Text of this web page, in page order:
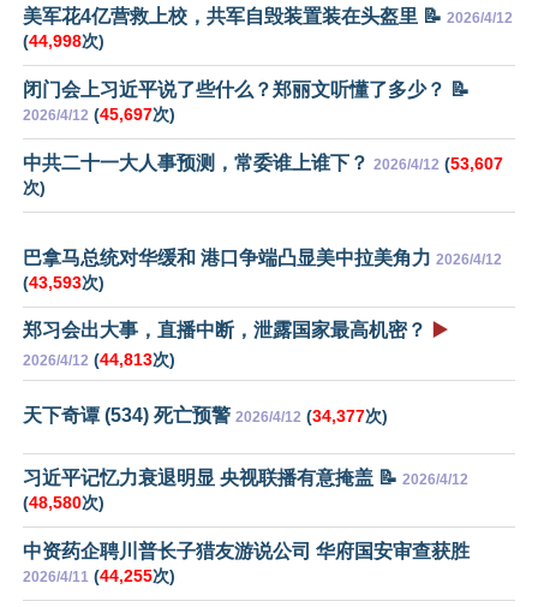
美军花4亿营救上校，共军自毁装置装在头盔里 📝 2026/4/12
(44,998次)
闭门会上习近平说了些什么？郑丽文听懂了多少？ 📝
2026/4/12 (45,697次)
中共二十一大人事预测，常委谁上谁下？ 2026/4/12 (53,607
次)
巴拿马总统对华缓和 港口争端凸显美中拉美角力 2026/4/12
(43,593次)
郑习会出大事，直播中断，泄露国家最高机密？ ▶️
2026/4/12 (44,813次)
天下奇谭 (534) 死亡预警 2026/4/12 (34,377次)
习近平记忆力衰退明显 央视联播有意掩盖 📝 2026/4/12
(48,580次)
中资药企聘川普长子猎友游说公司 华府国安审查获胜
2026/4/11 (44,255次)